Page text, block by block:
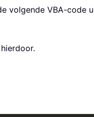
volgende VBA-code